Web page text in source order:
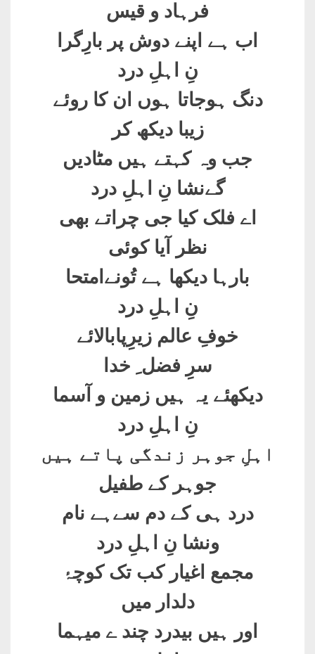
فرہاد و قیس
اب ہے اپنے دوش پر بارِگرا
نِ اہلِ درد
دنگ ہوجاتا ہوں ان کا روئے
زیبا دیکھ کر
جب وہ کہتے ہیں مٹادیں
گےنشا نِ اہلِ درد
اے فلک کیا جی چراتے بھی
نظر آیا کوئی
بارہا دیکھا ہے تُونےامتحا
نِ اہلِ درد
خوفِ عالم زیرِپابالائے
سرِ فضل ِ خدا
دیکھئے یہ ہیں زمین و آسما
نِ اہلِ درد
اہلِ جوہر زندگی پاتے ہیں
جوہر کے طفیل
درد ہی کے دم سےہے نام
ونشا نِ اہلِ درد
مجمع اغیار کب تک کوچۂ
دلدار میں
اور ہیں بیدرد چند ے میہما